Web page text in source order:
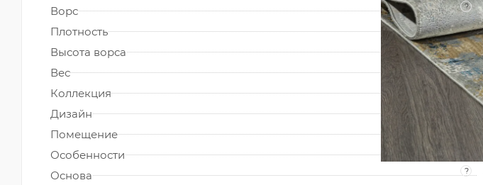
Ворс
?
Плотность
Высота ворса
Вес
Коллекция
Дизайн
Помещение
Особенности
Основа
?